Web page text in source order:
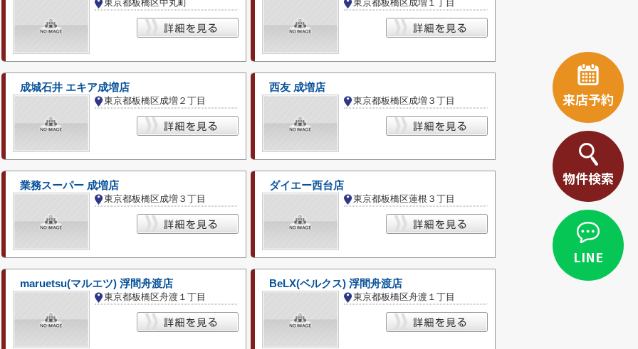
東京都板橋区中丸町 東京都板橋区成増１丁目
成城石井 エキア成増店
東京都板橋区成増２丁目
西友 成増店
東京都板橋区成増３丁目
業務スーパー 成増店
東京都板橋区成増３丁目
ダイエー西台店
東京都板橋区蓮根３丁目
maruetsu(マルエツ) 浮間舟渡店
東京都板橋区舟渡１丁目
BeLX(ベルクス) 浮間舟渡店
東京都板橋区舟渡１丁目
来店予約
物件検索
LINE